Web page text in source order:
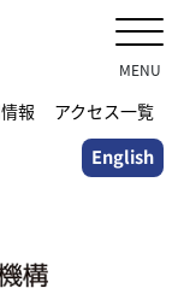
報 アクセス一覧
English
MENU